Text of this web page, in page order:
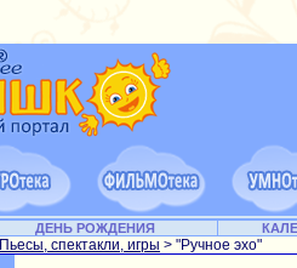
ДЕНЬ РОЖДЕНИЯ
Пьесы, спектакли, игры > "Ручное эхо"